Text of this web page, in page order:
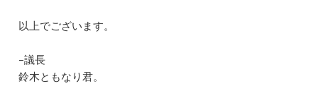
以上でございます。
–議長
鈴木ともなり君。